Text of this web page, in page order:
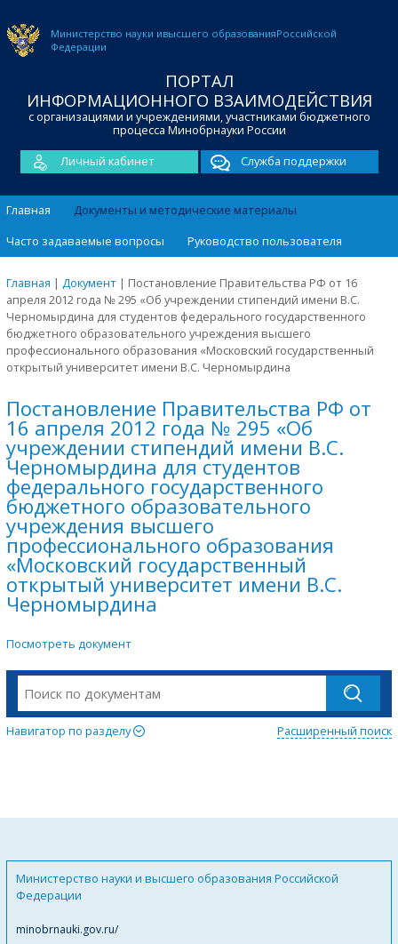
Министерство науки ивысшего образованияРоссийской
Федерации
ПОРТАЛ
ИНФОРМАЦИОННОГО ВЗАИМОДЕЙСТВИЯ
с организациями и учреждениями, участниками бюджетного
процесса Минобрнауки России
Личный кабинет
Служба поддержки
Главная
Документы и методические материалы
Часто задаваемые вопросы
Руководство пользователя
Главная | Документ | Постановление Правительства РФ от 16
апреля 2012 года № 295 «Об учреждении стипендий имени B.C.
Черномырдина для студентов федерального государственного
бюджетного образовательного учреждения высшего
профессионального образования «Московский государственный
открытый университет имени B.C. Черномырдина
Постановление Правительства РФ от
16 апреля 2012 года № 295 «Об
учреждении стипендий имени B.C.
Черномырдина для студентов
федерального государственного
бюджетного образовательного
учреждения высшего
профессионального образования
«Московский государственный
открытый университет имени B.C.
Черномырдина
Посмотреть документ
Навигатор по разделу Расширенный поиск
Министерство науки и высшего образования Российской
Федерации
minobrnauki.gov.ru/